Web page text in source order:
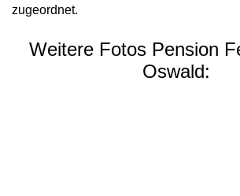
zugeordnet.
Weitere Fotos Pension
Oswald: